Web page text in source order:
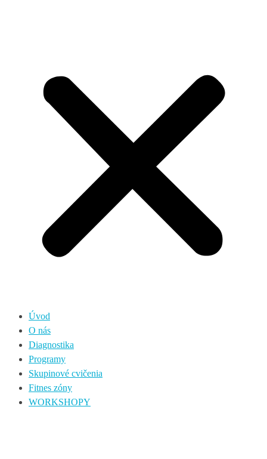
Úvod
O nás
Diagnostika
Programy
Skupinové cvičenia
Fitnes zóny
WORKSHOPY